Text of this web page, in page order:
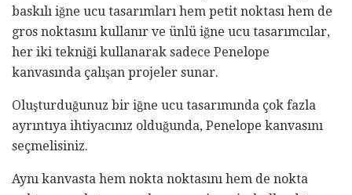
baskılı iğne ucu tasarımları hem petit noktası hem de
gros noktasını kullanır ve ünlü iğne ucu tasarımcılar,
her iki tekniği kullanarak sadece Penelope
kanvasında çalışan projeler sunar.
Oluşturduğunuz bir iğne ucu tasarımında çok fazla
ayrıntıya ihtiyacınız olduğunda, Penelope kanvasını
seçmelisiniz.
Aynı kanvasta hem nokta noktasını hem de nokta